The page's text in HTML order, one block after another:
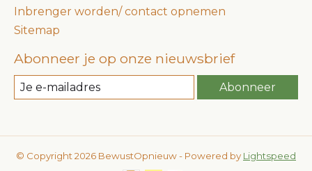
Inbrenger worden/ contact opnemen
Sitemap
Abonneer je op onze nieuwsbrief
Abonneer
© Copyright 2026 BewustOpnieuw - Powered by Lightspeed